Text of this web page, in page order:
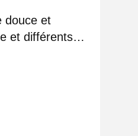
douce et
et différents